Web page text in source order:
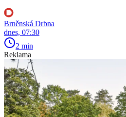
Brněnská Drbna
dnes, 07:30
2 min
Reklama